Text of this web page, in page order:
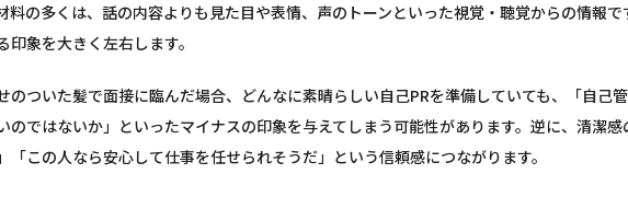
料の多くは、話の内容よりも見た目や表情、声のトーンといった視覚・聴覚からの情報
象を大きく左右します。
のついた髪で面接に臨んだ場合、どんなに素晴らしい自己PRを準備していても、「自己
のではないか」といったマイナスの印象を与えてしまう可能性があります。逆に、清潔
「この人なら安心して仕事を任せられそうだ」という信頼感につながります。